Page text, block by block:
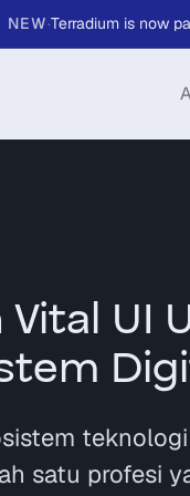
NEW·Terradium is now
Vital UI
satu profesi